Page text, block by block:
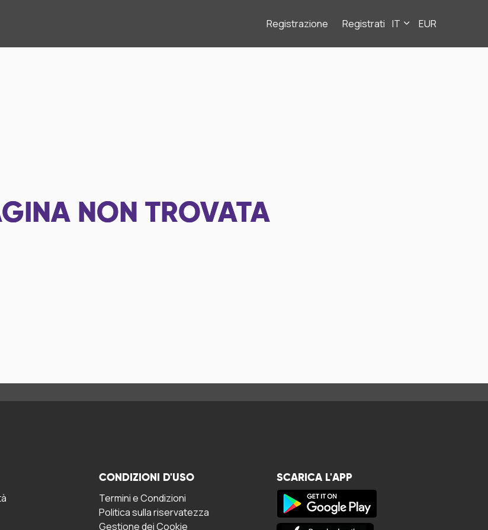
Registrazione Registrati IT EUR
NON TROVATA
CONDIZIONI D'USO
Termini e Condizioni
Politica sulla riservatezza
Gestione dei Cookie
SCARICA L'APP